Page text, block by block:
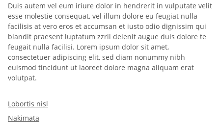
Duis autem vel eum iriure dolor in hendrerit in vulputate velit
esse molestie consequat, vel illum dolore eu feugiat nulla
facilisis at vero eros et accumsan et iusto odio dignissim qui
blandit praesent luptatum zzril delenit augue duis dolore te
feugait nulla facilisi. Lorem ipsum dolor sit amet,
consectetuer adipiscing elit, sed diam nonummy nibh
euismod tincidunt ut laoreet dolore magna aliquam erat
volutpat.
Lobortis nisl
Nakimata